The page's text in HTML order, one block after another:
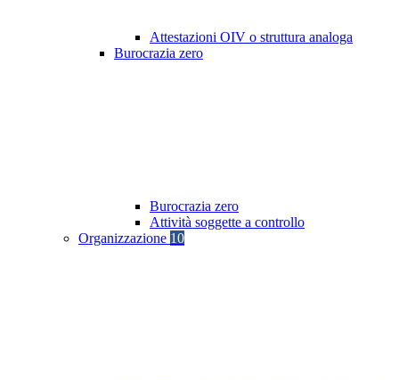
Attestazioni OIV o struttura analoga
Burocrazia zero
Burocrazia zero
Attività soggette a controllo
Organizzazione 10